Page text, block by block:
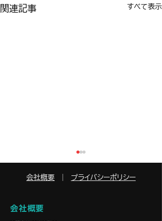
関連記事 すべて表示
新入社員のご紹介
会社概要 プライバシーポリシー
会社概要